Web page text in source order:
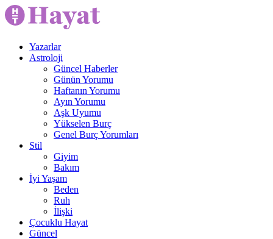
Yazarlar
Astroloji
Güncel Haberler
Günün Yorumu
Haftanın Yorumu
Ayın Yorumu
Aşk Uyumu
Yükselen Burç
Genel Burç Yorumları
Stil
Giyim
Bakım
İyi Yaşam
Beden
Ruh
İlişki
Çocuklu Hayat
Güncel